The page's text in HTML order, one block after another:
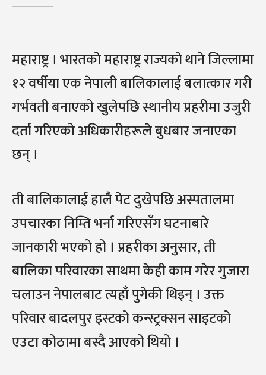
महाराष्ट्र । भारतको महाराष्ट्र राज्यको थाने जिल्लामा
१२ वर्षीया एक नेपाली बालिकालाई बलात्कार गरी
गर्भवती बनाएको खुलेपछि स्थानीय प्रहरीमा उजुरी
दर्ता गरिएको अधिकारीहरूले बुधबार जनाएका
छन् ।
ती बालिकालाई हालै पेट दुखेपछि अस्पतालमा
उपचारका निम्ति भर्ना गरिएसँग घटनाबारे
जानकारी भएको हो । प्रहरीका अनुसार, ती
बालिका परिवारका साथमा केही काम गरेर गुजारा
चलाउन नेपालबाट त्यहाँ पुगेकी थिइन् । उक्त
परिवार बादलपुर इस्टको कन्स्ट्रक्सन साइटको
एउटा कोठामा बस्दै आएको थियो ।